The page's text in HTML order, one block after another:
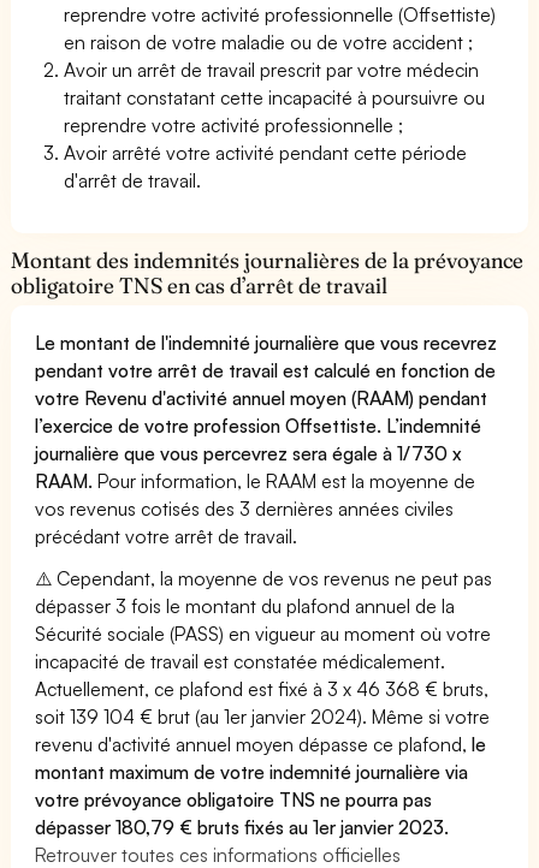
reprendre votre activité professionnelle (Offsettiste)
en raison de votre maladie ou de votre accident ;
Avoir un arrêt de travail prescrit par votre médecin
traitant constatant cette incapacité à poursuivre ou
reprendre votre activité professionnelle ;
Avoir arrêté votre activité pendant cette période
d'arrêt de travail.
Montant des indemnités journalières de la prévoyance
obligatoire TNS en cas d’arrêt de travail
Le montant de l'indemnité journalière que vous recevrez
pendant votre arrêt de travail est calculé en fonction de
votre Revenu d'activité annuel moyen (RAAM) pendant
l’exercice de votre profession Offsettiste. L’indemnité
journalière que vous percevrez sera égale à 1/730 x
RAAM. Pour information, le RAAM est la moyenne de
vos revenus cotisés des 3 dernières années civiles
précédant votre arrêt de travail.
⚠️ Cependant, la moyenne de vos revenus ne peut pas
dépasser 3 fois le montant du plafond annuel de la
Sécurité sociale (PASS) en vigueur au moment où votre
incapacité de travail est constatée médicalement.
Actuellement, ce plafond est fixé à 3 x 46 368 € bruts,
soit 139 104 € brut (au 1er janvier 2024). Même si votre
revenu d'activité annuel moyen dépasse ce plafond,le
montant maximum de votre indemnité journalière via
votre prévoyance obligatoire TNS ne pourra pas
dépasser 180,79 € bruts fixés au 1er janvier 2023.
Retrouver toutes ces informations officielles